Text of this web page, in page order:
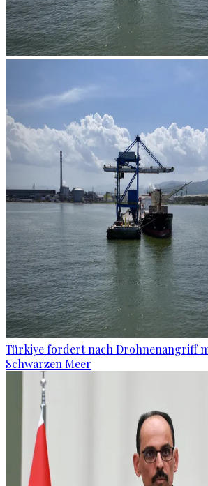
Türkiye fordert nach Drohnenangriff
Schwarzen Meer